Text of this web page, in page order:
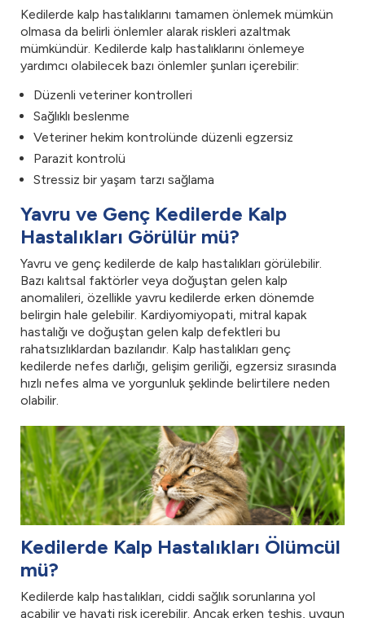
Kedilerde kalp hastalıklarını tamamen önlemek mümkün
olmasa da belirli önlemler alarak riskleri azaltmak
mümkündür. Kedilerde kalp hastalıklarını önlemeye
yardımcı olabilecek bazı önlemler şunları içerebilir:
Düzenli veteriner kontrolleri
Sağlıklı beslenme
Veteriner hekim kontrolünde düzenli egzersiz
Parazit kontrolü
Stressiz bir yaşam tarzı sağlama
Yavru ve Genç Kedilerde Kalp
Hastalıkları Görülür mü?
Yavru ve genç kedilerde de kalp hastalıkları görülebilir.
Bazı kalıtsal faktörler veya doğuştan gelen kalp
anomalileri, özellikle yavru kedilerde erken dönemde
belirgin hale gelebilir. Kardiyomiyopati, mitral kapak
hastalığı ve doğuştan gelen kalp defektleri bu
rahatsızlıklardan bazılarıdır. Kalp hastalıkları genç
kedilerde nefes darlığı, gelişim geriliği, egzersiz sırasında
hızlı nefes alma ve yorgunluk şeklinde belirtilere neden
olabilir.
Kedilerde Kalp Hastalıkları Ölümcül
mü?
Kedilerde kalp hastalıkları, ciddi sağlık sorunlarına yol
açabilir ve hayati risk içerebilir. Ancak erken teşhis, uygun